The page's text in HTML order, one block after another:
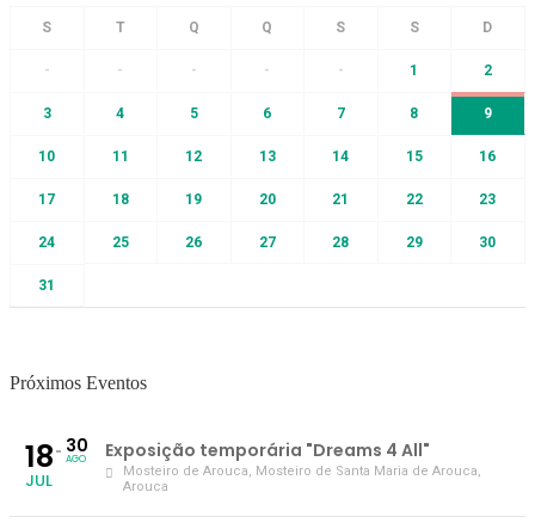
- - - - - 1 2
3 4 5 6 7 8 9
10 11 12 13 14 15 16
17 18 19 20 21 22 23
24 25 26 27 28 29 30
31
Próximos Eventos
18
JUL
30
AGO Exposição temporária "Dreams 4 All"
Mosteiro de Arouca, Mosteiro de Santa Maria de Arouca,
Arouca